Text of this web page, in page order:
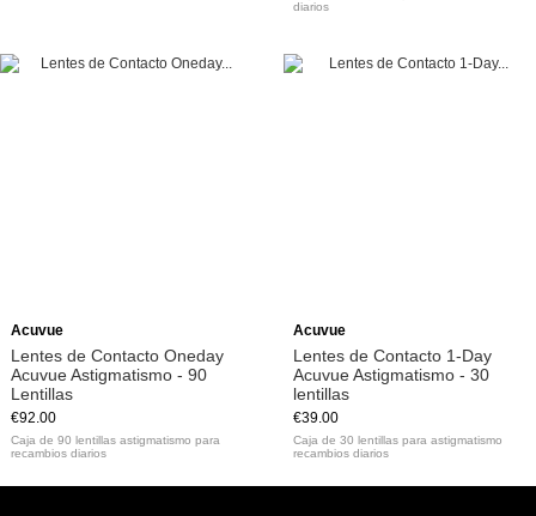
diarios
Acuvue
Lentes de Contacto Oneday
Acuvue Astigmatismo - 90
Lentillas
€92.00
Caja de 90 lentillas astigmatismo para
recambios diarios
Acuvue
Lentes de Contacto 1-Day
Acuvue Astigmatismo - 30
lentillas
€39.00
Caja de 30 lentillas para astigmatismo
recambios diarios